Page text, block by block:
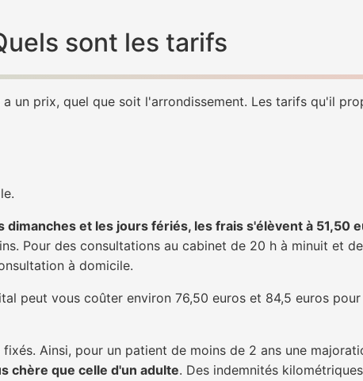
sont les tarifs
un prix, quel que soit l'arrondissement. Les tarifs qu'il
dimanches et les jours fériés, les frais s'élèvent à 51,50
Pour des consultations au cabinet de 20 h à minuit et
à domicile.
peut vous coûter environ 76,50 euros et 84,5 euros
Ainsi, pour un patient de moins de 2 ans une
chère que celle d'un adulte. Des indemnités